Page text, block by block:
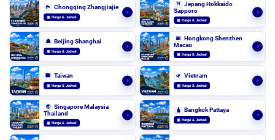
🏞️ Chongqing Zhangjiajie
▣ Harga & Jadwal
›
⛩️
Jepang Hokkaido
Sapporo
▣ Harga & Jadwal
›
🏯 Beijing Shanghai
▣ Harga & Jadwal
›
🌆
Hongkong Shenzhen
Macau
▣ Harga & Jadwal
›
🏙️ Taiwan
▣ Harga & Jadwal
›
🌿 Vietnam
▣ Harga & Jadwal
›
🌏
Singapore Malaysia
Thailand
▣ Harga & Jadwal
›
🛕 Bangkok Pattaya
▣ Harga & Jadwal
›